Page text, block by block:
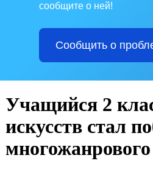
сообщите о ней!
Сообщить о
Учащийся 2
искусств стал